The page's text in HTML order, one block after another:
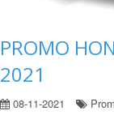
PROMO
2021
08-11-2021